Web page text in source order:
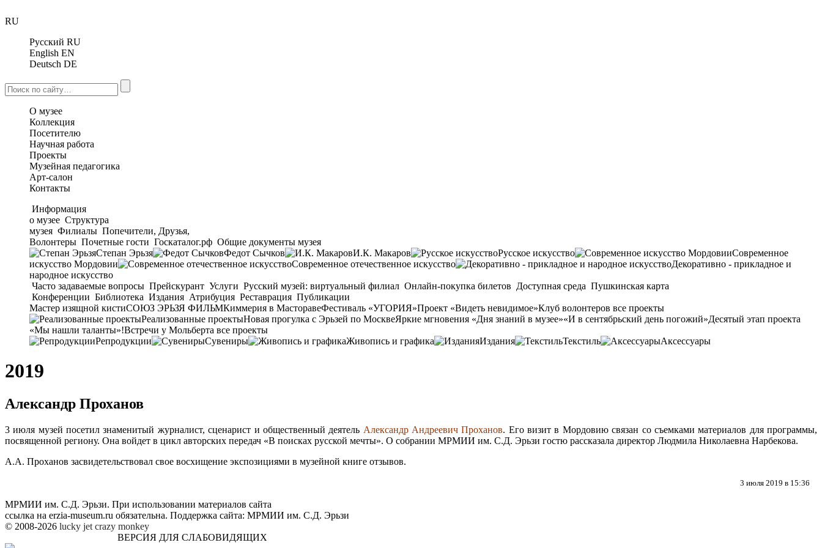
RU
Русский RU
English EN
Deutsch DE
О музее
Коллекция
Посетителю
Научная работа
Проекты
Музейная педагогика
Арт-салон
Контакты
Информация
о музее Структура
музея Филиалы Попечители, Друзья,
Волонтеры Почетные гости Госкаталог.рф Общие документы музея
Степан Эрьзя
Федот Сычков И.К. Макаров Русское искусство
Современное
искусство Мордовии
Современное отечественное искусство
Декоративно - прикладное и
народное искусство
Часто задаваемые вопросы Прейскурант Услуги Русский музей: виртуальный филиал Онлайн-покупка билетов Доступная среда Пушкинская карта
Конференции Библиотека Издания Атрибуция Реставрация Публикации
Мастер изящной кистиСОЮЗ ЭРЬЗЯ ФИЛЬМКиммерия в МасторавеФестиваль «УГОРИЯ»Проект «Видеть невидимое»Клуб волонтеров все проекты
Реализованные проектыНовая прогулка с Эрьзей по МосквеЯркие мгновения «Дня знаний в музее»«И в сентябрьский день погожий»Десятый этап проекта
«Мы нашли таланты»!Встречи у Мольберта все проекты
Репродукции
Сувениры Живопись и графика Издания Текстиль Аксессуары
2019
Александр Проханов
3 июля музей посетил знаменитый журналист, сценарист и общественный деятель Александр Андреевич Проханов. Его визит в Мордовию связан со съемками материалов для программы,
посвященной региону. Она войдет в цикл авторских передач «В поисках русской мечты». О собрании МРМИИ им. С.Д. Эрьзи гостю рассказала директор Людмила Николаевна Нарбекова.
А.А. Проханов засвидетельствовал свое восхищение экспозициями в музейной книге отзывов.
3 июля 2019 в 15:36
МРМИИ им. С.Д. Эрьзи. При использовании материалов сайта
ссылка на erzia-museum.ru обязательна. Поддержка сайта: МРМИИ им. С.Д. Эрьзи
© 2008-2026 lucky jet crazy monkey
ВЕРСИЯ ДЛЯ СЛАБОВИДЯЩИХ